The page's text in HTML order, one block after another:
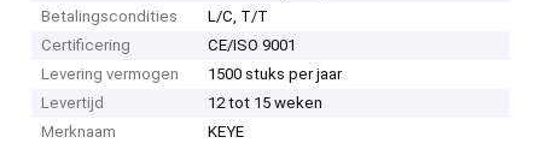
Betalingscondities
L/C, T/T
Certificering
CE/ISO 9001
Levering vermogen
1500 stuks per jaar
Levertijd
12 tot 15 weken
Merknaam
KEYE